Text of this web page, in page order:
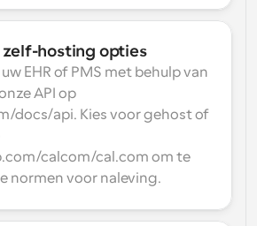
zelf-hosting opties
EHR of PMS met behulp van
API op
docs/api. Kies voor gehost of
calcom/cal.com om te
normen voor naleving.